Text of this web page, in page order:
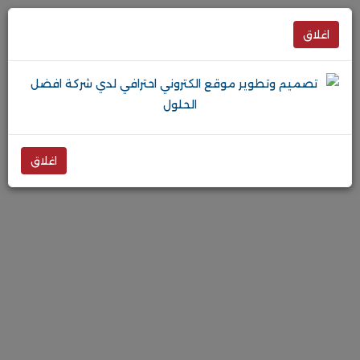
اغلاق
اغلاق